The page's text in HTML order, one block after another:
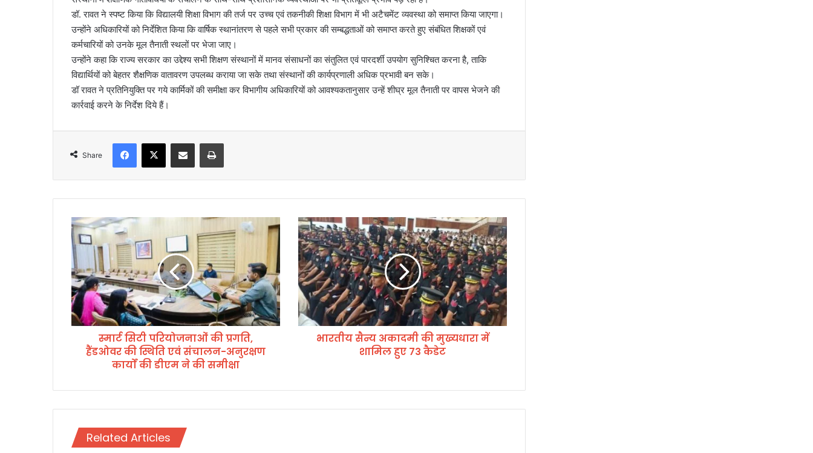
डॉ. रावत ने स्पष्ट किया कि विद्यालयी शिक्षा विभाग की तर्ज पर उच्च एवं तकनीकी शिक्षा विभाग में भी अटैचमेंट व्यवस्था को समाप्त किया जाएगा।
उन्होंने अधिकारियों को निर्देशित किया कि वार्षिक स्थानांतरण से पहले सभी प्रकार की सम्बद्धताओं को समाप्त करते हुए संबंधित शिक्षकों एवं
कर्मचारियों को उनके मूल तैनाती स्थलों पर भेजा जाए।
उन्होंने कहा कि राज्य सरकार का उद्देश्य सभी शिक्षण संस्थानों में मानव संसाधनों का संतुलित एवं पारदर्शी उपयोग सुनिश्चित करना है, ताकि
विद्यार्थियों को बेहतर शैक्षणिक वातावरण उपलब्ध कराया जा सके तथा संस्थानों की कार्यप्रणाली अधिक प्रभावी बन सके।
डॉ रावत ने प्रतिनियुक्ति पर गये कार्मिकों की समीक्षा कर विभागीय अधिकारियों को आवश्यकतानुसार उन्हें शीघ्र मूल तैनाती पर वापस भेजने की
कार्रवाई करने के निर्देश दिये हैं।
Share
स्मा
र्ट
सि
टी
प
रि
यो
ज
ना
ति
ओ
स्मार्ट सिटी परियोजनाओं की प्रगति,
हैंडओवर की स्थिति एवं संचालन-अनुरक्षण
कार्यों की डीएम ने की समीक्षा
भा
र
ती
य
सै
न्य
अ
का
द
धा
भारतीय सैन्य अकादमी की मुख्यधारा में
शामिल हुए 73 कैडेट
Related Articles